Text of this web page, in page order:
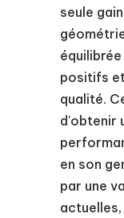
seule
positifs
qualité.
d'obtenir
en son
par une